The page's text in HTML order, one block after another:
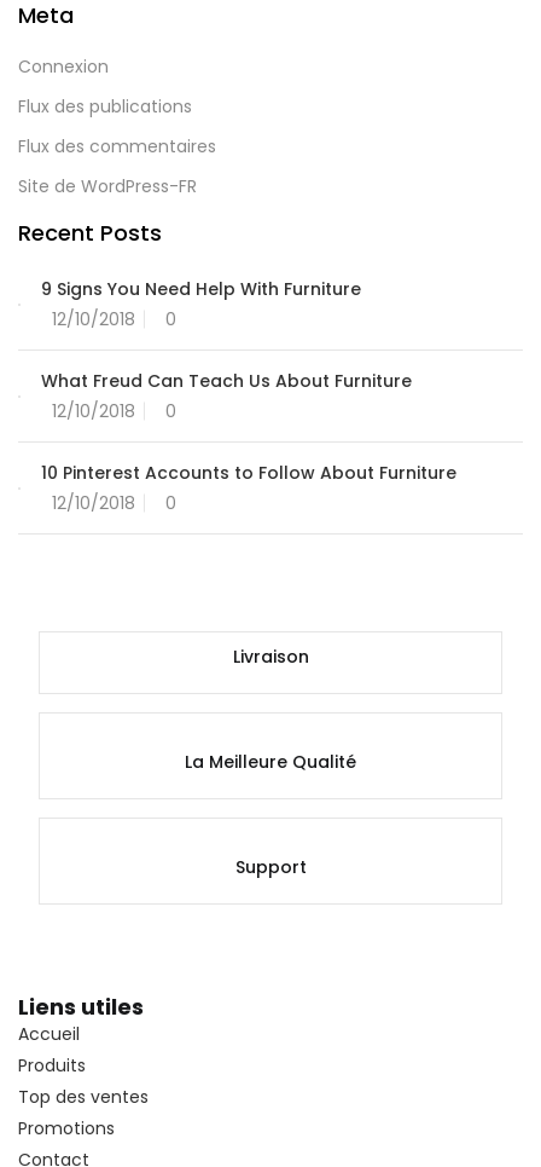
Meta
Connexion
Flux des publications
Flux des commentaires
Site de WordPress-FR
Recent Posts
9 Signs You Need Help With Furniture
12/10/2018
0
What Freud Can Teach Us About Furniture
12/10/2018
0
10 Pinterest Accounts to Follow About Furniture
12/10/2018
0
Livraison
La Meilleure Qualité
Support
Liens utiles
Accueil
Produits
Top des ventes
Promotions
Contact